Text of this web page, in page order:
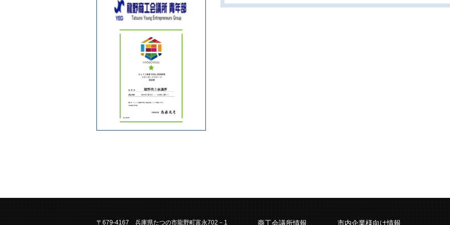
〒679-4167 兵庫県たつの市龍野町富永702－1 商工会議所情報 市内企業様向け情報